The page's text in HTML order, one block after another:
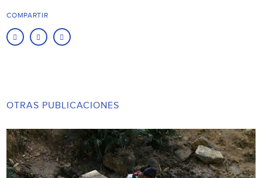
COMPARTIR
OTRAS PUBLICACIONES